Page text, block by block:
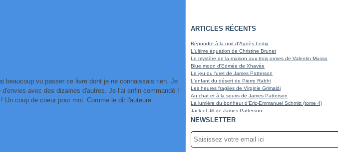
beaucoup vu passer ce livre dont je ne connaissais rien. Je
avec des dizaines d'autres. Je l'ai enfin commandé !
Un coup de coeur pour moi. Comme le dit l'auteure...
ARTICLES RÉCENTS
Répondre à la nuit d'Agnès Ledig
L'ultime équation de Christine Brunet
Le mystère de la maison aux trois ormes de Valentin Musso
Blue moon d'Edmée de Xhavée
Le jeu du furet de James Patterson
L'enfant du désert de Pierre Rabhi
Les heures fragiles de Virginie Grimaldi
Au chat et à la souris de James Patterson
La lumière du bonheur d'Eric-Emmanuel Schmitt (tome 4)
Jack et Jill de James Patterson
NEWSLETTER